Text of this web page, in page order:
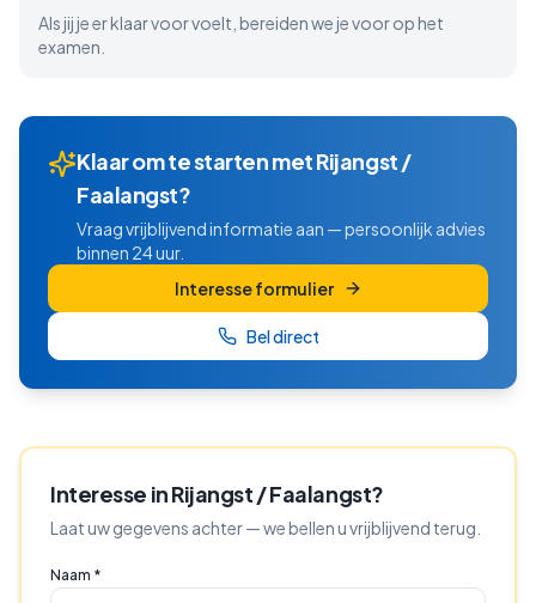
Als jij je er klaar voor voelt, bereiden we je voor op het
examen.
Klaar om te starten metRijangst /
Faalangst?
Vraag vrijblijvend informatie aan — persoonlijk advies
binnen 24 uur.
Interesse formulier
Bel direct
Interesse inRijangst / Faalangst?
Laat uw gegevens achter — we bellen u vrijblijvend terug.
Naam *